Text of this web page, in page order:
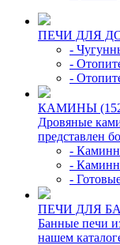
ПЕЧИ ДЛЯ
-
-
-
КАМИНЫ
Дровяные
представлен
-
-
-
ПЕЧИ ДЛЯ
Банные печи
нашем